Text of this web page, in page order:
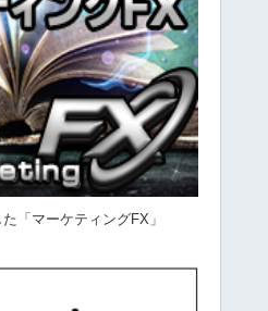
「マーケティングFX」